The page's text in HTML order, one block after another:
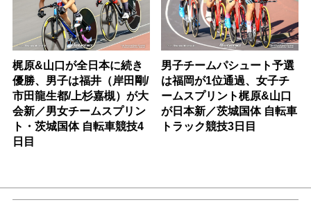
梶原&山口が全日本に続き
優勝、男子は福井（岸田剛/
市田龍生都/上杉嘉槻）が大
会新／男女チームスプリン
ト・茨城国体 自転車競技4
日目
男子チームパシュート予選
は福岡が1位通過、女子チ
ームスプリント梶原&山口
が日本新／茨城国体 自転車
トラック競技3日目